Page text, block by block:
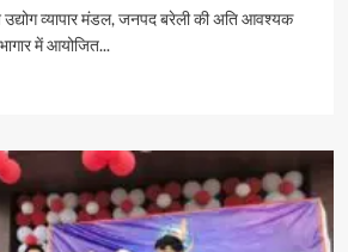
उद्योग व्यापार मंडल, जनपद बरेली की अति आवश्यक
में आयोजित...